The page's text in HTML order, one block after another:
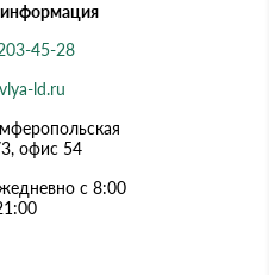
информация
45-28
ld.ru
офис 54
с 8:00